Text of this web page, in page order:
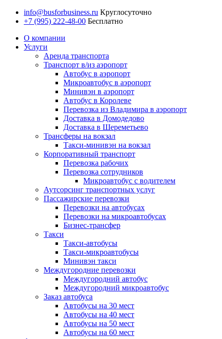
info@busforbusiness.ru Круглосуточно
+7 (995) 222-48-00 Бесплатно
О компании
Услуги
Аренда транспорта
Транспорт в/из аэропорт
Автобус в аэропорт
Микроавтобус в аэропорт
Минивэн в аэропорт
Автобус в Королеве
Перевозка из Владимира в аэропорт
Доставка в Домодедово
Доставка в Шереметьево
Трансферы на вокзал
Такси-минивэн на вокзал
Корпоративный транспорт
Перевозка рабочих
Перевозка сотрудников
Микроавтобус с водителем
Аутсорсинг транспортных услуг
Пассажирские перевозки
Перевозки на автобусах
Перевозки на микроавтобусах
Бизнес-трансфер
Такси
Такси-автобусы
Такси-микроавтобусы
Минивэн такси
Междугородние перевозки
Междугородний автобус
Междугородний микроавтобус
Заказ автобуса
Автобусы на 30 мест
Автобусы на 40 мест
Автобусы на 50 мест
Автобусы на 60 мест